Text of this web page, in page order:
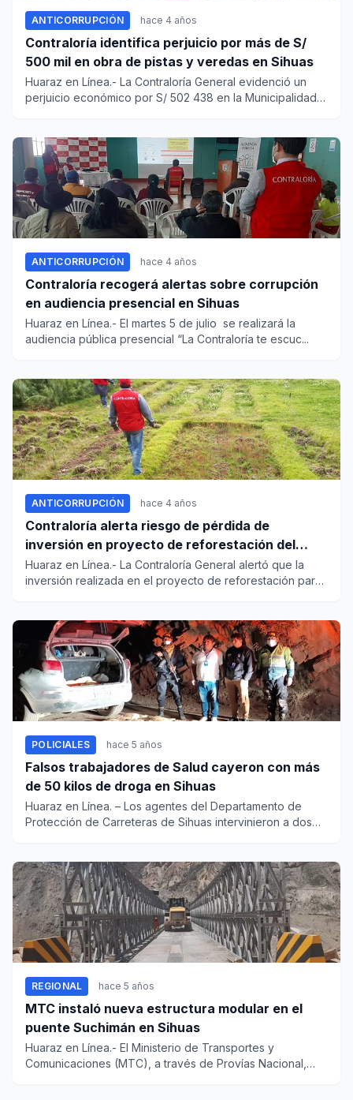
ANTICORRUPCIÓN hace 4 años
Contraloría identifica perjuicio por más de S/
500 mil en obra de pistas y veredas en Sihuas
Huaraz en Línea.- La Contraloría General evidenció un
perjuicio económico por S/ 502 438 en la Municipalidad
ANTICORRUPCIÓN hace 4 años
Contraloría recogerá alertas sobre corrupción
en audiencia presencial en Sihuas
Huaraz en Línea.- El martes 5 de julio se realizará la
audiencia pública presencial “La Contraloría te escuc...
ANTICORRUPCIÓN hace 4 años
Contraloría alerta riesgo de pérdida de
inversión en proyecto de reforestación del
Gore Áncash
Huaraz en Línea.- La Contraloría General alertó que la
inversión realizada en el proyecto de reforestación para
POLICIALES hace 5 años
Falsos trabajadores de Salud cayeron con más
de 50 kilos de droga en Sihuas
Huaraz en Línea. – Los agentes del Departamento de
Protección de Carreteras de Sihuas intervinieron a dos
REGIONAL hace 5 años
MTC instaló nueva estructura modular en el
puente Suchimán en Sihuas
Huaraz en Línea.- El Ministerio de Transportes y
Comunicaciones (MTC), a través de Provías Nacional,